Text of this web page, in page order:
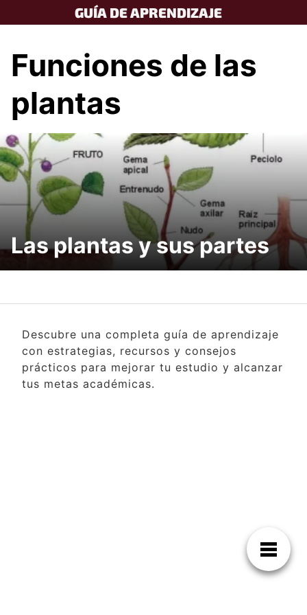
to
GUÍA DE APRENDIZAJE
Funciones de las
plantas
Las plantas y sus partes
Descubre una completa guía de aprendizaje
con estrategias, recursos y consejos
prácticos para mejorar tu estudio y alcanzar
tus metas académicas.